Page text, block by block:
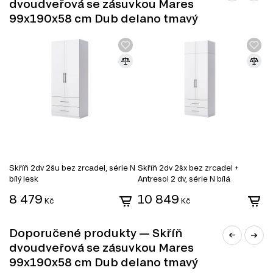
kategorie nábytku, které můžete kombinovat podle svých
Úložný prostor
Nástěnné police a skříňky
dvoudveřová se zásuvkou Mares
99x190x58 cm Dub delano tmavý
Skříň 2dv 2šu bez zrcadel, série N
bílý lesk
8 479 Kč
Skříň 2dv 2šx bez zrcadel +
Antresol 2 dv, série N bílá
10 849 Kč
Doporučené produkty — Skříň
dvoudveřová se zásuvkou Mares
99x190x58 cm Dub delano tmavý